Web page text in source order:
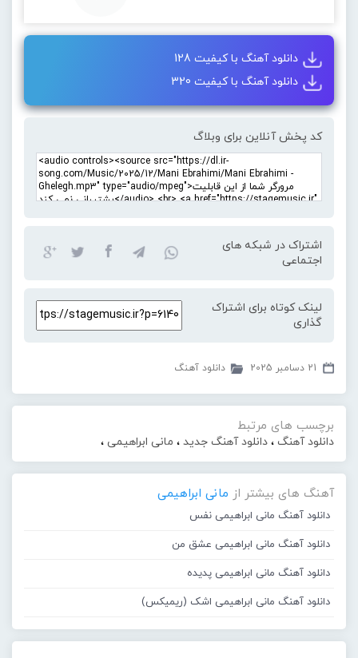
دانلود آهنگ با کیفیت 128
دانلود آهنگ با کیفیت 320
کد پخش آنلاین برای وبلاگ
اشتراک در شبکه های
اجتماعی
لینک کوتاه برای اشتراک
گذاری
21 دسامبر 2025 دانلود آهنگ
برچسب های مرتبط
دانلود آهنگ ، دانلود آهنگ جدید ، مانی ابراهیمی ،
آهنگ های بیشتر از مانی ابراهیمی
دانلود آهنگ مانی ابراهیمی نفس
دانلود آهنگ مانی ابراهیمی عشق من
دانلود آهنگ مانی ابراهیمی پدیده
دانلود آهنگ مانی ابراهیمی اشک (ریمیکس)